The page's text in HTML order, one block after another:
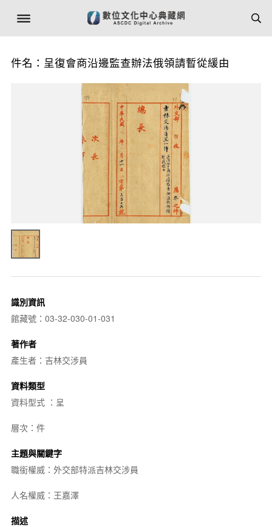
件名：呈復會商沿邊監查辦法俄領請暫從緩由
識別資訊
館藏號：03-32-030-01-031
著作者
產生者：吉林交涉員
資料類型
資料型式 ：呈
層次：件
主題與關鍵字
職銜權威：外交部特派吉林交涉員
人名權威：王嘉澤
描述